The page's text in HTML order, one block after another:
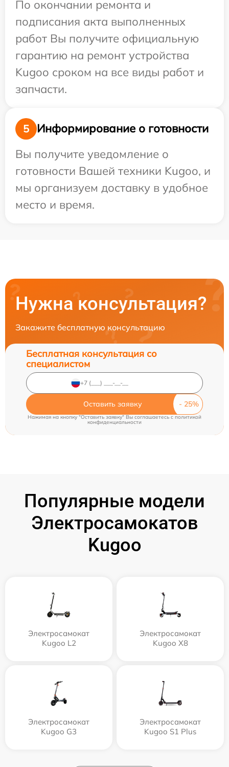
По окончании ремонта и
подписания акта выполненных
работ Вы получите официальную
гарантию на ремонт устройства
Kugoo сроком на все виды работ и
запчасти.
5
Информирование о готовности
Вы получите уведомление о
готовности Вашей техники Kugoo, и
мы организуем доставку в удобное
место и время.
Нужна консультация?
Закажите бесплатную консультацию
Бесплатная консультация со
специалистом
Оставить заявку
Нажимая на кнопку "Оставить заявку" Вы соглашаетесь cполитикой
конфиденциальности
Популярные модели
Электросамокатов
Kugoo
Электросамокат
Kugoo L2
Электросамокат
Kugoo X8
Электросамокат
Kugoo G3
Электросамокат
Kugoo S1 Plus